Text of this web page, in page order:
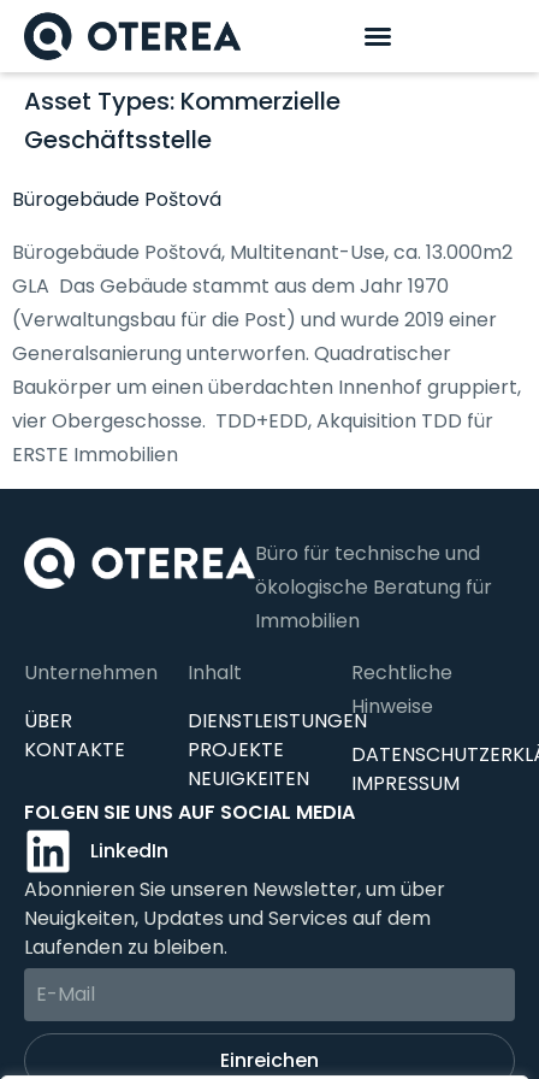
Asset Types: Kommerzielle
Geschäftsstelle
Bürogebäude Poštová
Bürogebäude Poštová, Multitenant-Use, ca. 13.000m2
GLA Das Gebäude stammt aus dem Jahr 1970
(Verwaltungsbau für die Post) und wurde 2019 einer
Generalsanierung unterworfen. Quadratischer
Baukörper um einen überdachten Innenhof gruppiert,
vier Obergeschosse. TDD+EDD, Akquisition TDD für
ERSTE Immobilien
Büro für technische und
ökologische Beratung für
Immobilien
Unternehmen
ÜBER
KONTAKTE
Inhalt
DIENSTLEISTUNGEN
PROJEKTE
NEUIGKEITEN
Rechtliche
Hinweise
IMPRESSUM
FOLGEN SIE UNS AUF SOCIAL MEDIA
LinkedIn
Abonnieren Sie unseren Newsletter, um über
Neuigkeiten, Updates und Services auf dem
Laufenden zu bleiben.
Einreichen